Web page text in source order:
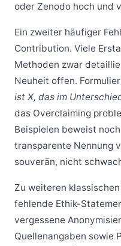
oder Zenodo hoch und
Ein zweiter häufiger
Contribution. Viele
Methoden zwar
Neuheit offen.
ist X, das im
das Overclaiming
Beispielen beweist
transparente Nennung
souverän, nicht
Zu weiteren
fehlende Ethik-
vergessene
Quellenangaben sowie